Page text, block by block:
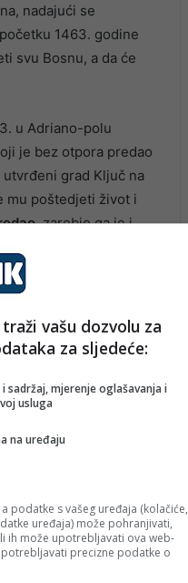
nadajući se
1463. godine
svu Bosnu, a da će
u Adriano-polu
je bez otpora predao
utvrđeni grad Ključ na
mu poštedjeti život i
, zarobio ga je i
da
i u svom
bosanske vlastele.
vašu dozvolu za
za sljedeće:
sadržaj, mjerenje oglašavanja i
usluga
na uređaju
podatke s vašeg uređaja (kolačiće,
uređaja) može pohranjivati,
ih može upotrebljavati ova web-
precizne podatke o